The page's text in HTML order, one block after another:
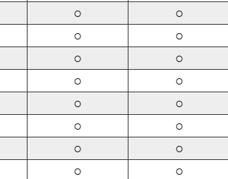
○ ○
○ ○
○ ○
○ ○
○ ○
○ ○
○ ○
○ ○